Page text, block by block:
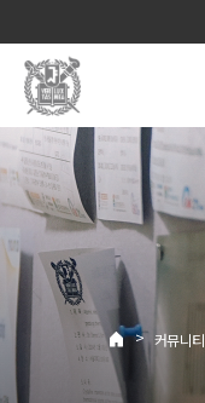
메뉴
> 커뮤니티